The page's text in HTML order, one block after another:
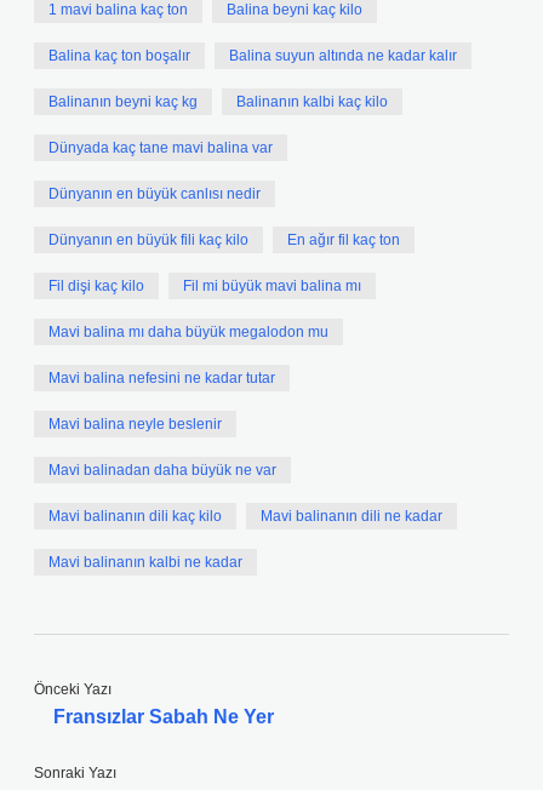
1 mavi balina kaç ton Balina beyni kaç kilo
Balina kaç ton boşalır Balina suyun altında ne kadar kalır
Balinanın beyni kaç kg Balinanın kalbi kaç kilo
Dünyada kaç tane mavi balina var
Dünyanın en büyük canlısı nedir
Dünyanın en büyük fili kaç kilo En ağır fil kaç ton
Fil dişi kaç kilo Fil mi büyük mavi balina mı
Mavi balina mı daha büyük megalodon mu
Mavi balina nefesini ne kadar tutar
Mavi balina neyle beslenir
Mavi balinadan daha büyük ne var
Mavi balinanın dili kaç kilo Mavi balinanın dili ne kadar
Mavi balinanın kalbi ne kadar
Önceki Yazı
Fransızlar Sabah Ne Yer
Sonraki Yazı